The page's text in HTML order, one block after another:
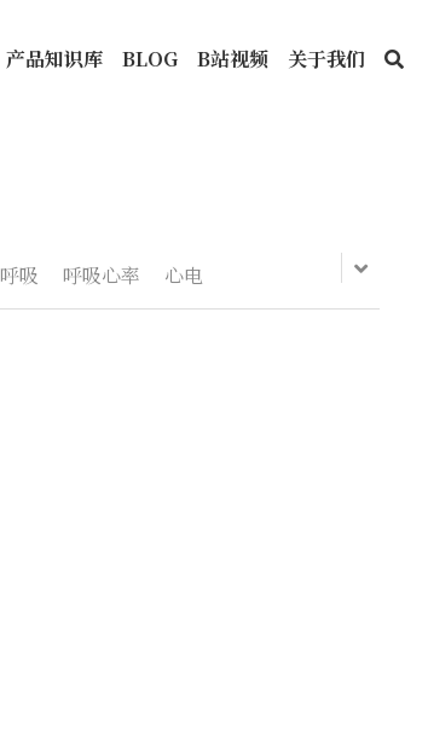
产品知识库 BLOG B站视频 关于我们
呼吸 呼吸心率 心电